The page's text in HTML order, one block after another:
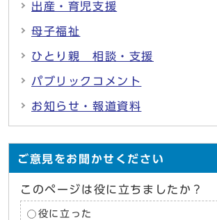
出産・育児支援
母子福祉
ひとり親 相談・支援
パブリックコメント
お知らせ・報道資料
ご意見をお聞かせください
このページは役に立ちましたか？
役に立った